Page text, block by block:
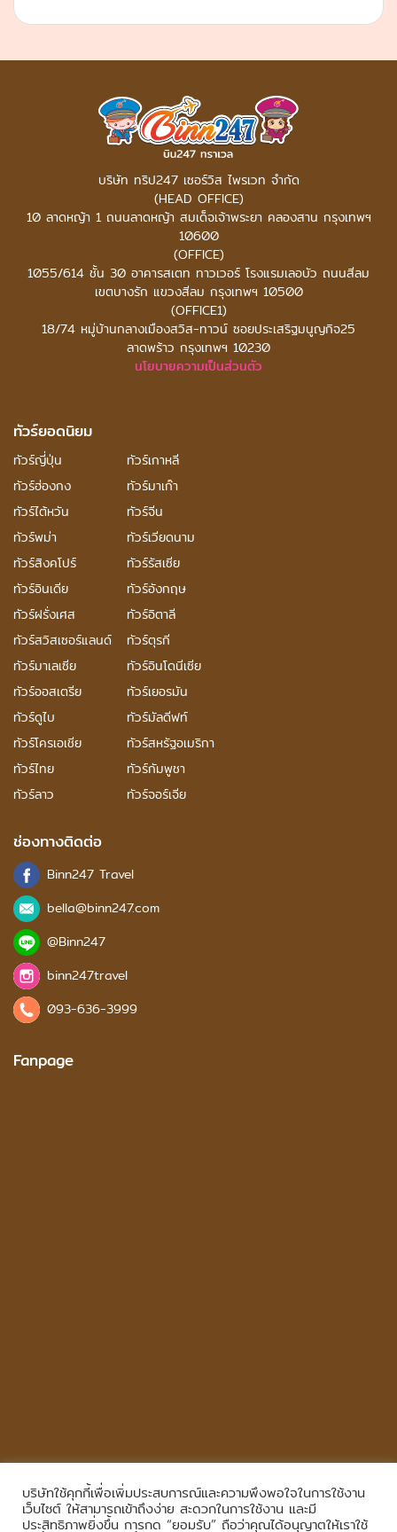
บริษัท ทริป247 เซอร์วิส ไพรเวท จำกัด
(HEAD OFFICE)
10 ลาดหญ้า 1 ถนนลาดหญ้า สมเด็จเจ้าพระยา คลองสาน กรุงเทพฯ
10600
(OFFICE)
1055/614 ชั้น 30 อาคารสเตท ทาวเวอร์ โรงแรมเลอบัว ถนนสีลม
เขตบางรัก แขวงสีลม กรุงเทพฯ 10500
(OFFICE1)
18/74 หมู่บ้านกลางเมืองสวิส-ทาวน์ ซอยประเสริฐมนูญกิจ25
ลาดพร้าว กรุงเทพฯ 10230
นโยบายความเป็นส่วนตัว
ทัวร์ยอดนิยม
ทัวร์ญี่ปุ่น
ทัวร์เกาหลี
ทัวร์ฮ่องกง
ทัวร์มาเก๊า
ทัวร์ไต้หวัน
ทัวร์จีน
ทัวร์พม่า
ทัวร์เวียดนาม
ทัวร์สิงคโปร์
ทัวร์รัสเซีย
ทัวร์อินเดีย
ทัวร์อังกฤษ
ทัวร์ฝรั่งเศส
ทัวร์อิตาลี
ทัวร์สวิสเซอร์แลนด์
ทัวร์ตุรกี
ทัวร์มาเลเซีย
ทัวร์อินโดนีเซีย
ทัวร์ออสเตรีย
ทัวร์เยอรมัน
ทัวร์ดูไบ
ทัวร์มัลดีฟท์
ทัวร์โครเอเชีย
ทัวร์สหรัฐอเมริกา
ทัวร์ไทย
ทัวร์กัมพูชา
ทัวร์ลาว
ทัวร์จอร์เจีย
ช่องทางติดต่อ
Binn247 Travel
bella@binn247.com
@Binn247
binn247travel
093-636-3999
Fanpage
Copyright © 2026 , All Rights Reserved.|เข้าสู่ระบบ
บริษัทใช้คุกกี้เพื่อเพิ่มประสบการณ์และความพึงพอใจในการใช้งาน
เว็บไซต์ ให้สามารถเข้าถึงง่าย สะดวกในการใช้งาน และมี
ประสิทธิภาพยิ่งขึ้น การกด “ยอมรับ” ถือว่าคุณได้อนุญาตให้เราใช้